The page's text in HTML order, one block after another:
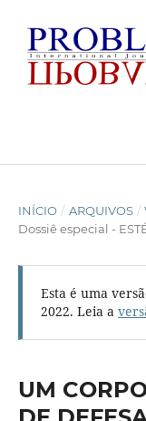
INÍCIO / ARQUIVOS /
Dossiê especial -
Esta é uma
2022. Leia a
UM